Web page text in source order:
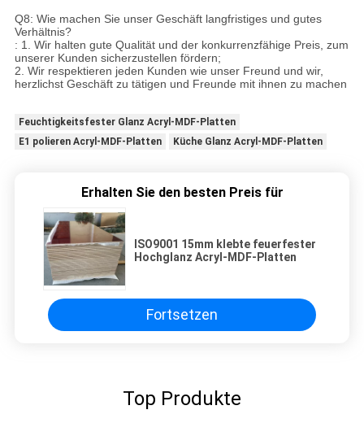
Q8: Wie machen Sie unser Geschäft langfristiges und gutes
Verhältnis?
: 1. Wir halten gute Qualität und der konkurrenzfähige Preis, zum
unserer Kunden sicherzustellen fördern;
2. Wir respektieren jeden Kunden wie unser Freund und wir,
herzlichst Geschäft zu tätigen und Freunde mit ihnen zu machen
Feuchtigkeitsfester Glanz Acryl-MDF-Platten
E1 polieren Acryl-MDF-Platten
Küche Glanz Acryl-MDF-Platten
Erhalten Sie den besten Preis für
ISO9001 15mm klebte feuerfester
Hochglanz Acryl-MDF-Platten
Fortsetzen
Top Produkte